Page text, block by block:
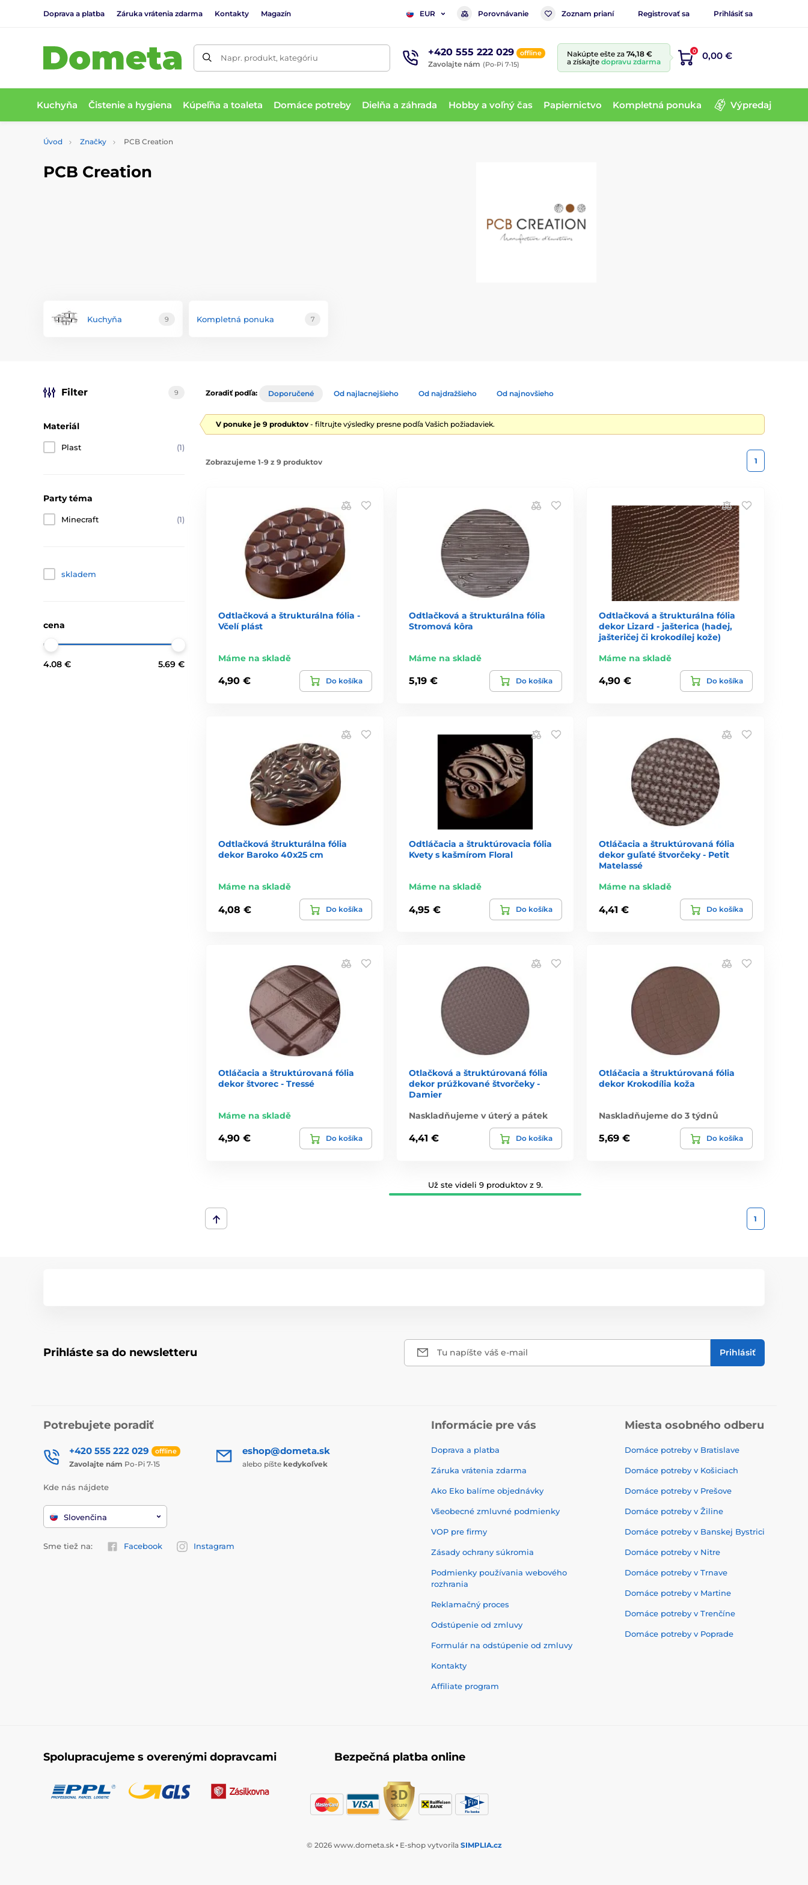
Doprava a platba Záruka vrátenia zdarma Kontakty Magazín EUR Porovnávanie Zoznam prianí Registrovať sa Prihlásiť sa
Napr. produkt, kategóriu +420 555 222 029 offline
Zavolajte nám (Po-Pi 7-15)
Nakúpte ešte za 74,18 €
a získajte dopravu zdarma
0 0,00 €
Kuchyňa Čistenie a hygiena Kúpeľňa a toaleta Domáce potreby Dielňa a záhrada Hobby a voľný čas Papiernictvo Kompletná ponuka Výpredaj
Úvod Značky PCB Creation
PCB Creation
Kuchyňa 9 Kompletná ponuka 7
Filter 9
Materiál
Plast (1)
Party téma
Minecraft (1)
skladem
cena
4.08 € 5.69 €
Zoradiť podľa: Doporučené Od najlacnejšieho Od najdražšieho Od najnovšieho
V ponuke je 9 produktov - filtrujte výsledky presne podľa Vašich požiadaviek.
Zobrazujeme 1-9 z 9 produktov 1
Odtlačková a štrukturálna fólia -
Včelí plást
Máme na skladě
4,90 € Do košíka
Odtlačková a štrukturálna fólia
Stromová kôra
Máme na skladě
5,19 € Do košíka
Odtlačková a štrukturálna fólia
dekor Lizard - jašterica (hadej,
jašteričej či krokodílej kože)
Máme na skladě
4,90 € Do košíka
Odtlačková štrukturálna fólia
dekor Baroko 40x25 cm
Máme na skladě
4,08 € Do košíka
Odtláčacia a štruktúrovacia fólia
Kvety s kašmírom Floral
Máme na skladě
4,95 € Do košíka
Otláčacia a štruktúrovaná fólia
dekor guľaté štvorčeky - Petit
Matelassé
Máme na skladě
4,41 € Do košíka
Otláčacia a štruktúrovaná fólia
dekor štvorec - Tressé
Máme na skladě
4,90 € Do košíka
Otlačková a štruktúrovaná fólia
dekor prúžkované štvorčeky -
Damier
Naskladňujeme v úterý a pátek
4,41 € Do košíka
Otláčacia a štruktúrovaná fólia
dekor Krokodília koža
Naskladňujeme do 3 týdnů
5,69 € Do košíka
Už ste videli 9 produktov z 9.
1
Prihláste sa do newsletteru Tu napíšte váš e-mail Prihlásiť
Potrebujete poradiť
+420 555 222 029 offline
Zavolajte nám Po-Pi 7-15
eshop@dometa.sk
alebo píšte kedykoľvek
Kde nás nájdete
Slovenčina
Sme tiež na: Facebook Instagram
Informácie pre vás
Doprava a platba
Záruka vrátenia zdarma
Ako Eko balíme objednávky
Všeobecné zmluvné podmienky
VOP pre firmy
Zásady ochrany súkromia
Podmienky používania webového
rozhrania
Reklamačný proces
Odstúpenie od zmluvy
Formulár na odstúpenie od zmluvy
Kontakty
Affiliate program
Miesta osobného odberu
Domáce potreby v Bratislave
Domáce potreby v Košiciach
Domáce potreby v Prešove
Domáce potreby v Žiline
Domáce potreby v Banskej Bystrici
Domáce potreby v Nitre
Domáce potreby v Trnave
Domáce potreby v Martine
Domáce potreby v Trenčíne
Domáce potreby v Poprade
Spolupracujeme s overenými dopravcami Bezpečná platba online
© 2026 www.dometa.sk ⦁ E-shop vytvorila SIMPLIA.cz